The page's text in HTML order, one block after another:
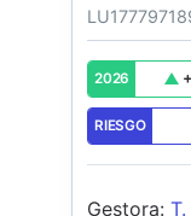
Fund
2026 +
RIESGO
Gestora: